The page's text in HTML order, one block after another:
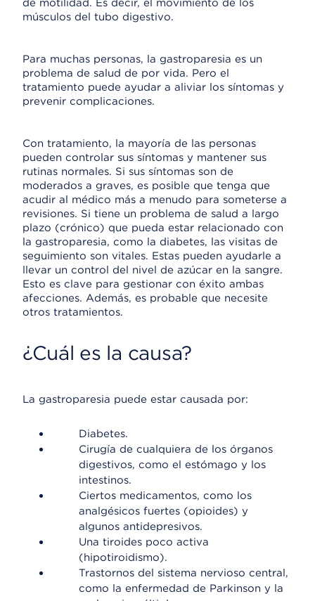
de motilidad. Es decir, el movimiento de los
músculos del tubo digestivo.
Para muchas personas, la gastroparesia es un
problema de salud de por vida. Pero el
tratamiento puede ayudar a aliviar los síntomas y
prevenir complicaciones.
Con tratamiento, la mayoría de las personas
pueden controlar sus síntomas y mantener sus
rutinas normales. Si sus síntomas son de
moderados a graves, es posible que tenga que
acudir al médico más a menudo para someterse a
revisiones. Si tiene un problema de salud a largo
plazo (crónico) que pueda estar relacionado con
la gastroparesia, como la diabetes, las visitas de
seguimiento son vitales. Estas pueden ayudarle a
llevar un control del nivel de azúcar en la sangre.
Esto es clave para gestionar con éxito ambas
afecciones. Además, es probable que necesite
otros tratamientos.
¿Cuál es la causa?
La gastroparesia puede estar causada por:
Diabetes.
Cirugía de cualquiera de los órganos
digestivos, como el estómago y los
intestinos.
Ciertos medicamentos, como los
analgésicos fuertes (opioides) y
algunos antidepresivos.
Una tiroides poco activa
(hipotiroidismo).
Trastornos del sistema nervioso central,
como la enfermedad de Parkinson y la